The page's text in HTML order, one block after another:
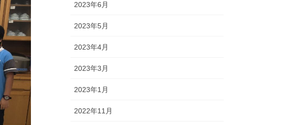
2023年6月
2023年5月
2023年4月
2023年3月
2023年1月
2022年11月